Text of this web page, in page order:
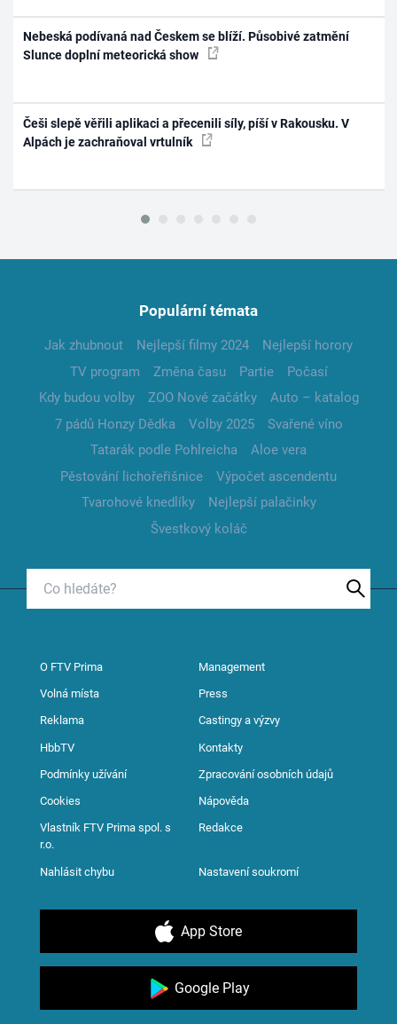
Nebeská podívaná nad Českem se blíží. Působivé zatmění
Slunce doplní meteorická show
Češi slepě věřili aplikaci a přecenili síly, píší v Rakousku. V
Alpách je zachraňoval vrtulník
Populární témata
Jak zhubnout Nejlepší filmy 2024
Nejlepší horory
TV program
Změna času Partie
Počasí
Kdy budou volby
ZOO Nové začátky
Auto – katalog
7 pádů Honzy Dědka
Volby 2025
Svařené víno
Tatarák podle Pohlreicha
Aloe vera
Pěstování lichořeřišnice
Výpočet ascendentu
Tvarohové knedlíky
Nejlepší palačinky
Švestkový koláč
O FTV Prima Management
Volná místa Press
Reklama Castingy a výzvy
HbbTV Kontakty
Podmínky užívání Zpracování osobních údajů
Cookies Nápověda
Vlastník FTV Prima spol. s
r.o.
Redakce
Nahlásit chybu Nastavení soukromí
App Store
Google Play